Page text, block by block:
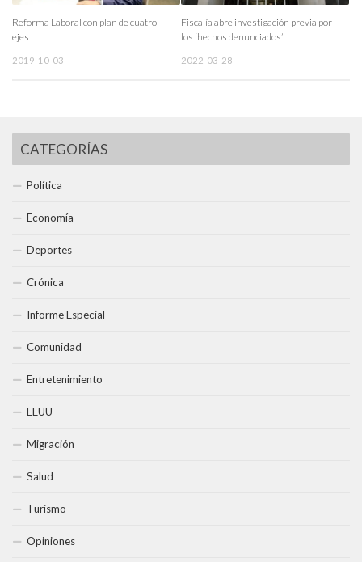
Reforma Laboral con plan de cuatro
ejes
2019-10-03
Fiscalía abre investigación previa por
los ‘hechos denunciados’
2022-03-28
CATEGORÍAS
Política
Economía
Deportes
Crónica
Informe Especial
Comunidad
Entretenimiento
EEUU
Migración
Salud
Turismo
Opiniones